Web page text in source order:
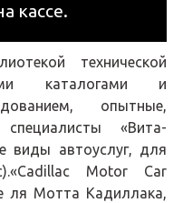
кассе.
технической
каталогами и
опытные,
специалисты «Вита-
виды автоуслуг, для
Motor Car
ля Мотта Кадиллака,